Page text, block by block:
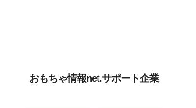
おもちゃ情報net.サポート企業